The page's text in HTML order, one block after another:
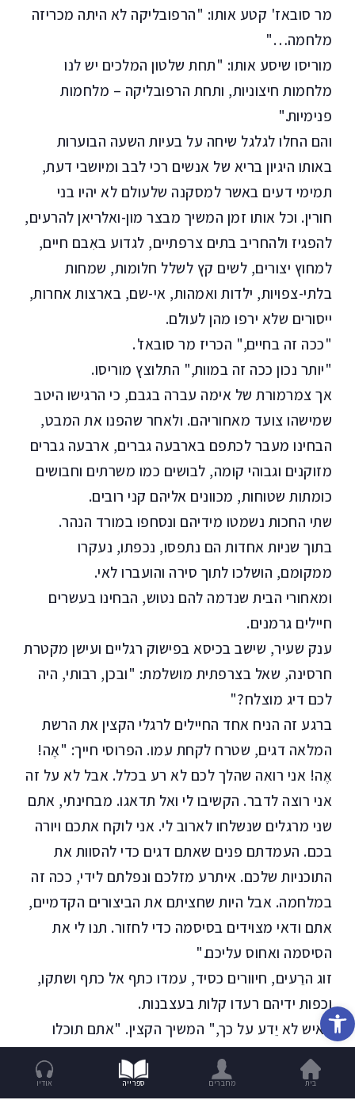
פתח סרגל נגישות
מר סובאז' קטע אותו: "הרפובליקה לא היתה מכריזה
מלחמה…"
מוריסו שיסע אותו: "תחת שלטון המלכים יש לנו
מלחמות חיצוניות, ותחת הרפובליקה – מלחמות
פנימיות."
והם החלו לגלגל שיחה על בעיות השעה הבוערות
באותו היגיון בריא של אנשים רכי לבב ומיושבי דעת,
תמימי דעים באשר למסקנה שלעולם לא יהיו בני
חורין. וכל אותו זמן המשיך מבצר מון-ואלריאן להרעים,
להפגיז ולהחריב בתים צרפתיים, לגדוע באִבם חיים,
למחוץ יצורים, לשים קץ לשלל חלומות, שמחות
בלתי-צפויות, ילדות ואמהות, אי-שם, בארצות אחרות,
ייסורים שלא ירפו מהן לעולם.
"ככה זה בחיים," הכריז מר סובאז'.
"יותר נכון ככה זה במוות," התלוצץ מוריסו.
אך צמרמורת של אימה עברה בגבם, כי הרגישו היטב
שמישהו צועד מאחוריהם. ולאחר שהפנו את המבט,
הבחינו מעבר לכתפם בארבעה גברים, ארבעה גברים
מזוקנים וגבוהי קומה, לבושים כמו משרתים וחבושים
כומתות שטוחות, מכוונים אליהם קני רובים.
שתי החכות נשמטו מידיהם ונסחפו במורד הנהר.
בתוך שניות אחדות הם נתפסו, נכפתו, נעקרו
ממקומם, הושלכו לתוך סירה והועברו לאי.
ומאחורי הבית שנדמה להם נטוש, הבחינו בעשרים
חיילים גרמנים.
ענק שעיר, שישב בכיסא בפישוק רגליים ועישן מקטרת
חרסינה, שאל בצרפתית מושלמת: "ובכן, רבותי, היה
לכם דיג מוצלח?"
ברגע זה הניח אחד החיילים לרגלי הקצין את הרשת
המלאה דגים, שטרח לקחת עמו. הפרוסי חייך: "אֶה!
אֶה! אני רואה שהלך לכם לא רע בכלל. אבל לא על זה
אני רוצה לדבר. הקשיבו לי ואל תדאגו. מבחינתי, אתם
שני מרגלים שנשלחו לארוב לי. אני לוקח אתכם ויורה
בכם. העמדתם פנים שאתם דגים כדי להסוות את
התוכניות שלכם. איתרע מזלכם ונפלתם לידי, ככה זה
במלחמה. אבל היות שחציתם את הביצורים הקדמיים,
אתם ודאי מצוידים בסיסמה כדי לחזור. תנו לי את
הסיסמה ואחוס עליכם."
זוג הרֵעים, חיוורים כסיד, עמדו כתף אל כתף ושתקו,
וכפות ידיהם רעדו קלות בעצבנות.
"איש לא יֵדע על כך," המשיך הקצין. "אתם תוכלו
לחזור הביתה בשקט. הסוד ייעלם יחד איתכם. אם
תסרבו, תמותו, ומיד. הברירה בידכם."
בית מחברים ספרייה אודיו